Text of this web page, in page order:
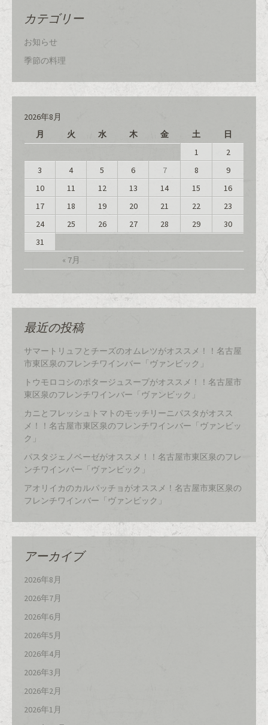
ド
カテゴリー
お知らせ
季節の料理
2026年8月
月
火 水 木 金 土 日
« 7月
1
2
3
4 5 6 7 8
9
10
11 12 13 14 15
16
17
18 19 20 21 22
23
24
25 26 27 28 29
30
31
最近の投稿
サマートリュフとチーズのオムレツがオススメ！！名古屋
市東区泉のフレンチワインバー「ヴァンビック」
トウモロコシのポタージュスープがオススメ！！名古屋市
東区泉のフレンチワインバー「ヴァンビック」
カニとフレッシュトマトのモッチリーニパスタがオスス
メ！！名古屋市東区泉のフレンチワインバー「ヴァンビッ
ク」
パスタジェノベーゼがオススメ！！名古屋市東区泉のフレ
ンチワインバー「ヴァンビック」
アオリイカのカルパッチョがオススメ！名古屋市東区泉の
フレンチワインバー「ヴァンビック」
アーカイブ
2026年8月
2026年7月
2026年6月
2026年5月
2026年4月
2026年3月
2026年2月
2026年1月